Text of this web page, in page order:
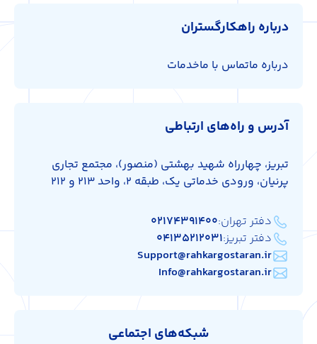
درباره راهکارگستران
درباره ماتماس با ماخدمات
آدرس و راه‌های ارتباطی
تبریز، چهارراه شهید بهشتی (منصور)، مجتمع تجاری
پرنیان، ورودی خدماتی یک، طبقه 2، واحد 213 و 212
دفتر تهران:۰۲۱۷۴۳۹۱۴۰۰
دفتر تبریز:۰۴۱۳۵۲۱۲۰۳۱
Support@rahkargostaran.ir
Info@rahkargostaran.ir
شبکه‌های اجتماعی